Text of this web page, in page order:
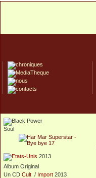
Soul
2013
Album Original
Un CD Cult / Import 2013